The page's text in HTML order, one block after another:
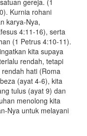
gereja. (1
Kurnia rohani
karya-Nya,
4:11-16), serta
(1 Petrus 4:10-11).
kita supaya
rendah, tetapi
hati (Roma
(ayat 4-6), kita
tulus (ayat 9) dan
menolong kita
Nya untuk melayani